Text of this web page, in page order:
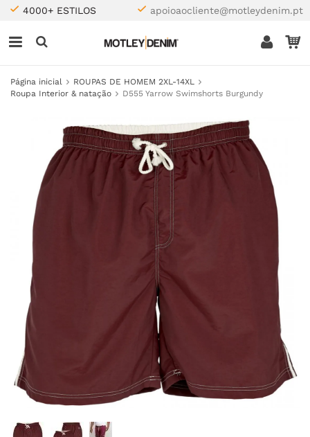
4000+ ESTILOS apoioaocliente@motleydenim.pt
Página inicial
ROUPAS DE HOMEM 2XL-14XL
Roupa Interior & natação
D555 Yarrow Swimshorts Burgundy